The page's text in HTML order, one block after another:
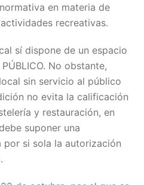
en materia de
recreativas.
sí dispone de un espacio
No obstante,
sin servicio al público
no evita la calificación
y restauración, en
suponer una
por si sola la autorización